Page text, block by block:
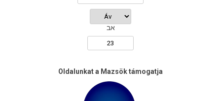
אב
Oldalunkat a Mazsök támogatja